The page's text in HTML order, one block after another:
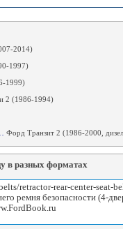
2014)
1997)
1999)
2 (1986-1994)
Форд Транзит 2 (1986-2000,
в разных форматах